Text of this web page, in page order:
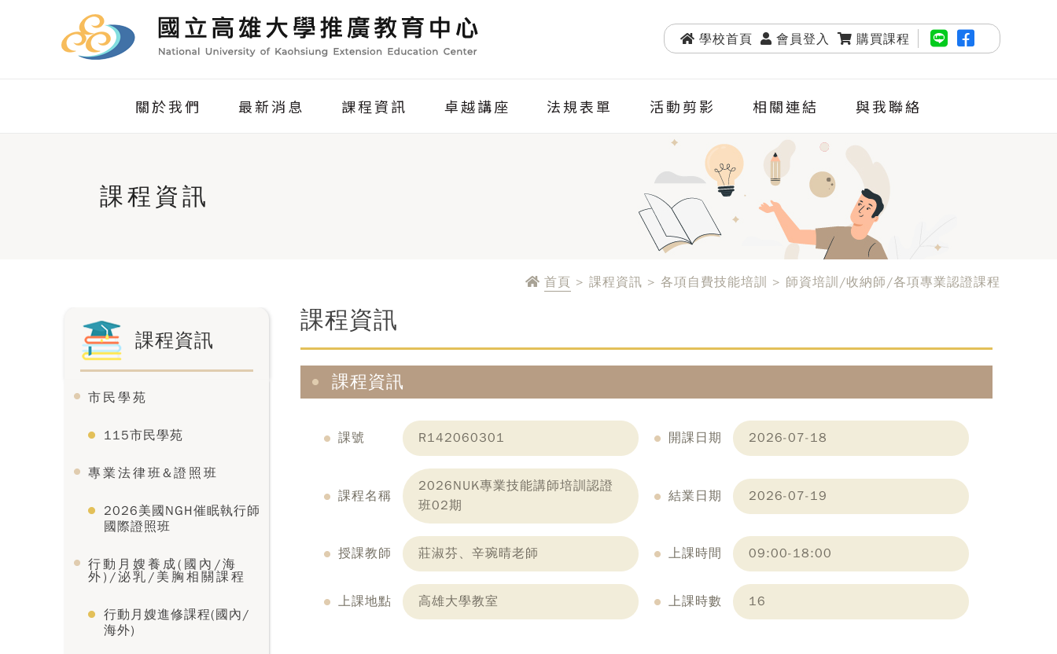
學校首頁 會員登入 購買課程
關於我們 最新消息 課程資訊 卓越講座 法規表單 活動剪影 相關連結 與我聯絡
課程資訊
首頁 > 課程資訊 > 各項自費技能培訓 > 師資培訓/收納師/各項專業認證課程
課程資訊
市民學苑
115市民學苑
專業法律班&證照班
2026美國NGH催眠執行師
國際證照班
行動月嫂養成(國內/海
外)/泌乳/美胸相關課程
行動月嫂進修課程(國內/
海外)
課程資訊
課程資訊
課號 R142060301 開課日期 2026-07-18
課程名稱
2026NUK專業技能講師培訓認證
班02期
結業日期 2026-07-19
授課教師 莊淑芬、辛琬晴老師 上課時間 09:00-18:00
上課地點 高雄大學教室 上課時數 16